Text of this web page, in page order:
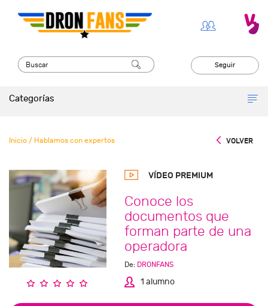
Seguir
Categorías
Inicio / Hablamos con expertos VOLVER
VÍDEO PREMIUM
Conoce los
documentos que
forman parte de una
operadora
De: DRONFANS
1 alumno